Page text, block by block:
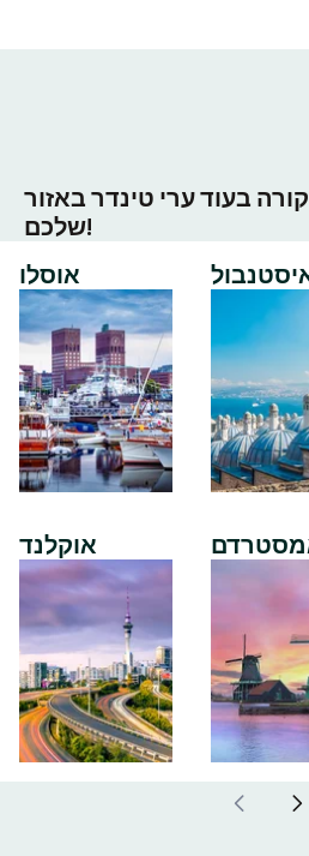
בעוד ערי טינדר באזור
שלכם!
אוסלו
אוקלנד